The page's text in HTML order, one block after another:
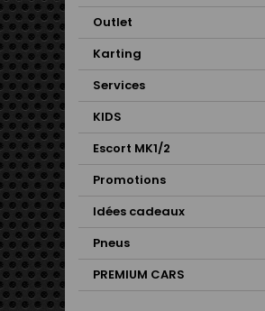
Outlet
Karting
Services
KIDS
Escort MK1/2
Promotions
Idées cadeaux
Pneus
PREMIUM CARS